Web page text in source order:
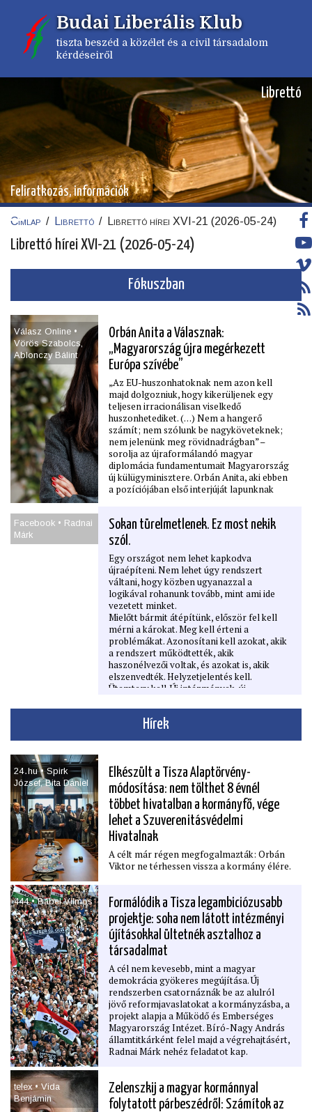
tartalomra
Budai Liberális Klub
tiszta beszéd a közélet és a civil társadalom
kérdéseiről
Librettó
Feliratkozás, információk
Címlap / Librettó / Librettó hírei XVI-21 (2026-05-24)
Librettó hírei XVI-21 (2026-05-24)
Fókuszban
Válasz Online •
Vörös Szabolcs,
Ablonczy Bálint
Orbán Anita a Válasznak:
„Magyarország újra megérkezett
Európa szívébe”
„Az EU-huszonhatoknak nem azon kell
majd dolgozniuk, hogy kikerüljenek egy
teljesen irracionálisan viselkedő
huszonhetediket. (…) Nem a hangerő
számít; nem szólunk be nagyköveteknek;
nem jelenünk meg rövidnadrágban” –
sorolja az újraformálandó magyar
diplomácia fundamentumait Magyarország
új külügyminisztere. Orbán Anita, aki ebben
a pozíciójában első interjúját lapunknak
lezüllesztett intézményt. Spoiler: még a
futsal csapattagság sem automatikus
kizáró ok! Miért döntött úgy a külügyből
való 2015-ös távozása után öt évvel, hogy
az Orbán-kormány áldásával indul fontos
NATO-pozícióért? Hogyan és meddig
rendezné a viszonyt Ukrajnával és
Szlovákiával? Mit mondott pontosan az
első munkanapján bekéretett orosz
nagykövetnek, és lesz-e Orbán–Lavrov-
találkozó? Donald Trump EU-t ért
támadásai után mennyire őszinte az
atlantizmusa? Válaszok exkluzív
nagyinterjúnkban.
Facebook • Radnai
Márk
Sokan türelmetlenek. Ez most nekik
szól.
Egy országot nem lehet kapkodva
újraépíteni. Nem lehet úgy rendszert
váltani, hogy közben ugyanazzal a
logikával rohanunk tovább, mint ami ide
vezetett minket.
Mielőtt bármit átépítünk, először fel kell
mérni a károkat. Meg kell érteni a
problémákat. Azonosítani kell azokat, akik
a rendszert működtették, akik
haszonélvezői voltak, és azokat is, akik
elszenvedték. Helyzetjelentés kell.
Ütemterv kell. Új intézmények, új
demokratikus működés kell.
Ezek nem nőnek ki egyik napról a másikra.
Hírek
24․hu • Spirk
József, Bita Dániel
Elkészült a Tisza Alaptörvény-
módosítása: nem tölthet 8 évnél
többet hivatalban a kormányfő, vége
lehet a Szuverenitásvédelmi
Hivatalnak
A célt már régen megfogalmazták: Orbán
Viktor ne térhessen vissza a kormány élére.
444 • Bábel Vilmos
Formálódik a Tisza legambiciózusabb
projektje: soha nem látott intézményi
újításokkal ültetnék asztalhoz a
társadalmat
A cél nem kevesebb, mint a magyar
demokrácia gyökeres megújítása. Új
rendszerben csatornáznák be az alulról
jövő reformjavaslatokat a kormányzásba, a
projekt alapja a Működő és Emberséges
Magyarország Intézet. Bíró-Nagy András
államtitkárként felel majd a végrehajtásért,
Radnai Márk nehéz feladatot kap.
telex • Vida
Benjámin
Zelenszkij a magyar kormánnyal
folytatott párbeszédről: Számítok az